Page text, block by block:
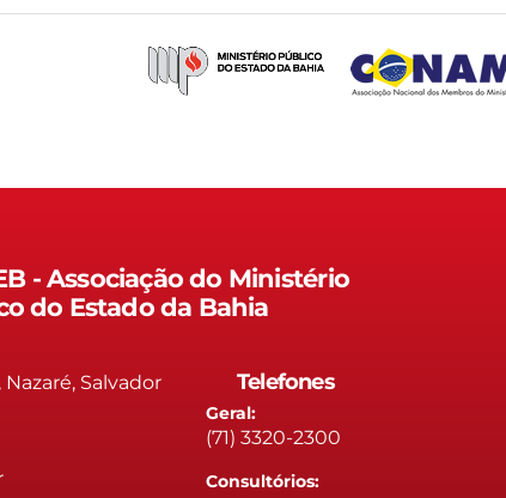
- Associação do Ministério
do Estado da Bahia
Salvador
Telefones
Geral:
(71) 3320-2300
Consultórios: